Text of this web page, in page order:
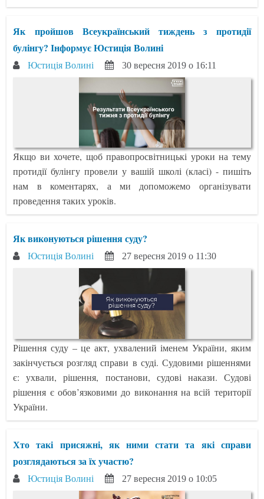
Як пройшов Всеукраїнський тиждень з протидії
булінгу? Інформує Юстиція Волині
Юстиція Волині 30 вересня 2019 о 16:11
Якщо ви хочете, щоб правопросвітницькі уроки на тему
протидії булінгу провели у вашій школі (класі) - пишіть
нам в коментарях, а ми допоможемо організувати
проведення таких уроків.
Як виконуються рішення суду?
Юстиція Волині 27 вересня 2019 о 11:30
Рішення суду – це акт, ухвалений іменем України, яким
закінчується розгляд справи в суді. Судовими рішеннями
є: ухвали, рішення, постанови, судові накази. Судові
рішення є обов’язковими до виконання на всій території
України.
Хто такі присяжні, як ними стати та які справи
розглядаються за їх участю?
Юстиція Волині 27 вересня 2019 о 10:05